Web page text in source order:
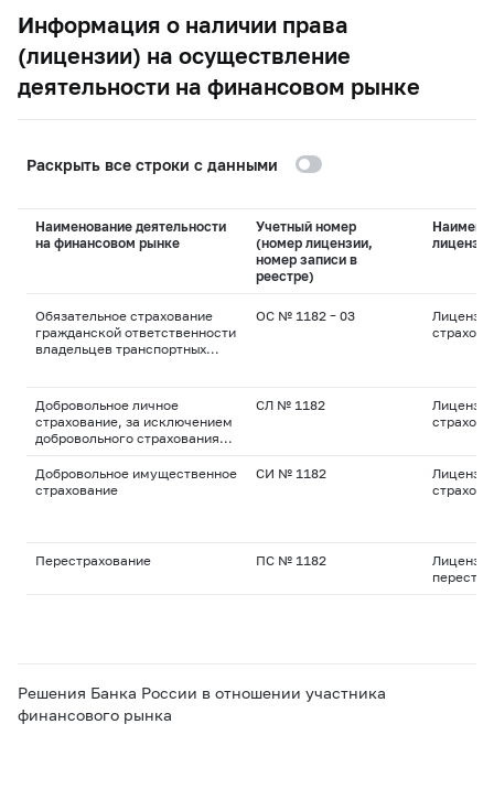
Информация о наличии права
(лицензии) на осуществление
деятельности на финансовом рынке
Раскрыть все строки с данными
Наименование деятельности
на финансовом рынке
Учетный номер
(номер лицензии,
номер записи в
реестре)
лицензии
Обязательное страхование
гражданской ответственности
владельцев транспортных
ОС № 1182 – 03
Добровольное личное
страхование, за исключением
добровольного страхования
СЛ № 1182
Добровольное имущественное
страхование
СИ № 1182
Перестрахование ПС № 1182
Решения Банка России в отношении участника
финансового рынка